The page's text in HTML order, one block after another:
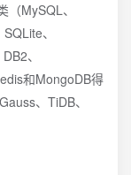
MySQL、
、
、
和MongoDB得
、TiDB、